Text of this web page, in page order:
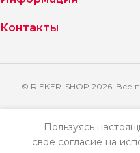
Контакты
© RIEKER-SHOP 2026.
Пользуясь
свое согласие на
Кроссовки
женские
000